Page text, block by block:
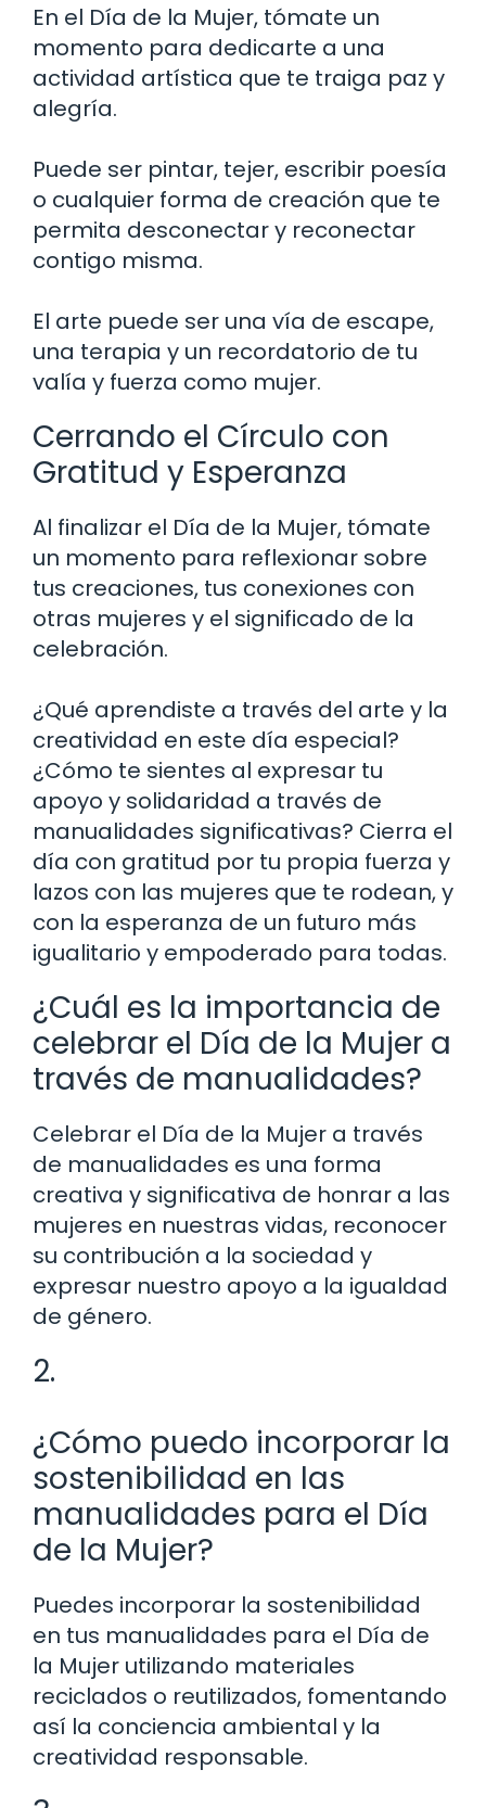
En el Día de la Mujer, tómate un
momento para dedicarte a una
actividad artística que te traiga paz y
alegría.
Puede ser pintar, tejer, escribir poesía
o cualquier forma de creación que te
permita desconectar y reconectar
contigo misma.
El arte puede ser una vía de escape,
una terapia y un recordatorio de tu
valía y fuerza como mujer.
Cerrando el Círculo con
Gratitud y Esperanza
Al finalizar el Día de la Mujer, tómate
un momento para reflexionar sobre
tus creaciones, tus conexiones con
otras mujeres y el significado de la
celebración.
¿Qué aprendiste a través del arte y la
creatividad en este día especial?
¿Cómo te sientes al expresar tu
apoyo y solidaridad a través de
manualidades significativas? Cierra el
día con gratitud por tu propia fuerza y
lazos con las mujeres que te rodean, y
con la esperanza de un futuro más
igualitario y empoderado para todas.
¿Cuál es la importancia de
celebrar el Día de la Mujer a
través de manualidades?
Celebrar el Día de la Mujer a través
de manualidades es una forma
creativa y significativa de honrar a las
mujeres en nuestras vidas, reconocer
su contribución a la sociedad y
expresar nuestro apoyo a la igualdad
de género.
2.
¿Cómo puedo incorporar la
sostenibilidad en las
manualidades para el Día
de la Mujer?
Puedes incorporar la sostenibilidad
en tus manualidades para el Día de
la Mujer utilizando materiales
reciclados o reutilizados, fomentando
así la conciencia ambiental y la
creatividad responsable.